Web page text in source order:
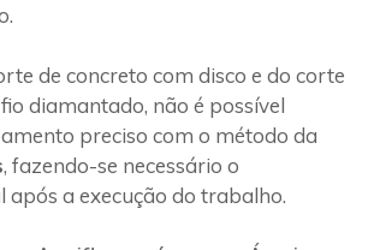
de concreto com disco e do corte
diamantado, não é possível
preciso com o método da
, fazendo-se necessário o
a execução do trabalho.